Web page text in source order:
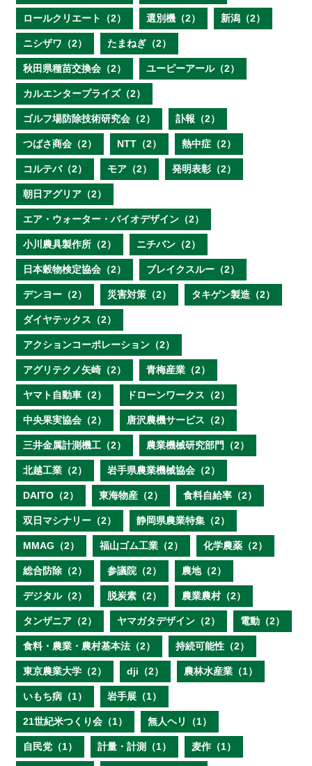
ロールクリエート（2） 選別機（2） 新潟（2）
ニシザワ（2） たまねぎ（2）
秋田県種苗交換会（2） ユーピーアール（2）
カルエンタープライズ（2）
ゴルフ場防除技術研究会（2） 訃報（2）
つばさ商会（2） NTT（2） 熱中症（2）
コルテバ（2） モア（2） 発明表彰（2）
朝日アグリア（2）
エア・ウォーター・バイオデザイン（2）
小川農具製作所（2） ニチバン（2）
日本穀物検定協会（2） ブレイクスルー（2）
デンヨー（2） 災害対策（2） タキゲン製造（2）
ダイヤテックス（2）
アクションコーポレーション（2）
アグリテクノ矢崎（2） 青梅産業（2）
ヤマト自動車（2） ドローンワークス（2）
中央果実協会（2） 唐沢農機サービス（2）
三井金属計測機工（2） 農業機械研究部門（2）
北越工業（2） 岩手県農業機械協会（2）
DAITO（2） 東海物産（2） 食料自給率（2）
双日マシナリー（2） 静岡県農業特集（2）
MMAG（2） 福山ゴム工業（2） 化学農薬（2）
総合防除（2） 参議院（2） 農地（2）
デジタル（2） 脱炭素（2） 農業農村（2）
タンザニア（2） ヤマガタデザイン（2） 電動（2）
食料・農業・農村基本法（2） 持続可能性（2）
東京農業大学（2） dji（2） 農林水産業（1）
いもち病（1） 岩手展（1）
21世紀米つくり会（1） 無人ヘリ（1）
自民党（1） 計量・計測（1） 麦作（1）